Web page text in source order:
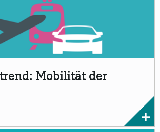
Mobilität der